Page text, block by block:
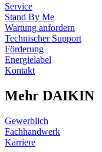
Service
Stand By Me
Wartung anfordern
Technischer Support
Förderung
Energielabel
Kontakt
Mehr DAIKIN
Gewerblich
Fachhandwerk
Karriere